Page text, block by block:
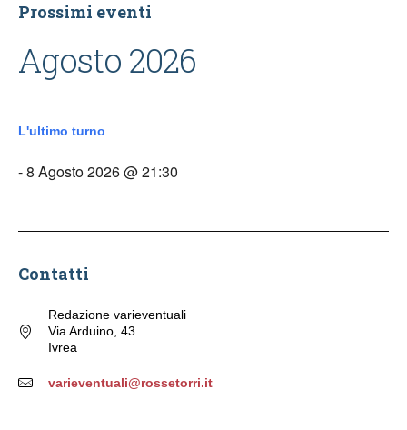
Prossimi eventi
Agosto 2026
L'ultimo turno
- 8 Agosto 2026 @ 21:30
Contatti
Redazione varieventuali
Via Arduino, 43
Ivrea
varieventuali@rossetorri.it